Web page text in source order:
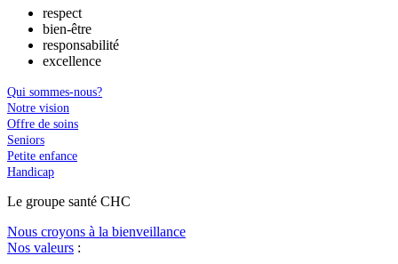
respect
bien-être
responsabilité
excellence
Qui sommes-nous?
Notre vision
Offre de soins
Seniors
Petite enfance
Handicap
Le groupe santé CHC
Nous croyons à la bienveillance
Nos valeurs :